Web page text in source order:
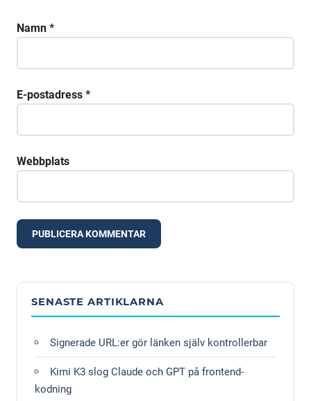
Namn *
E-postadress *
Webbplats
SENASTE ARTIKLARNA
Signerade URL:er gör länken själv kontrollerbar
Kimi K3 slog Claude och GPT på frontend-
kodning